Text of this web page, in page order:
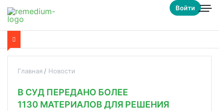
Войти
Главная Новости
В СУД ПЕРЕДАНО БОЛЕЕ
1130 МАТЕРИАЛОВ ДЛЯ РЕШЕНИЯ